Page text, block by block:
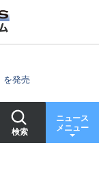
を発売
検索
ニュース
メニュー